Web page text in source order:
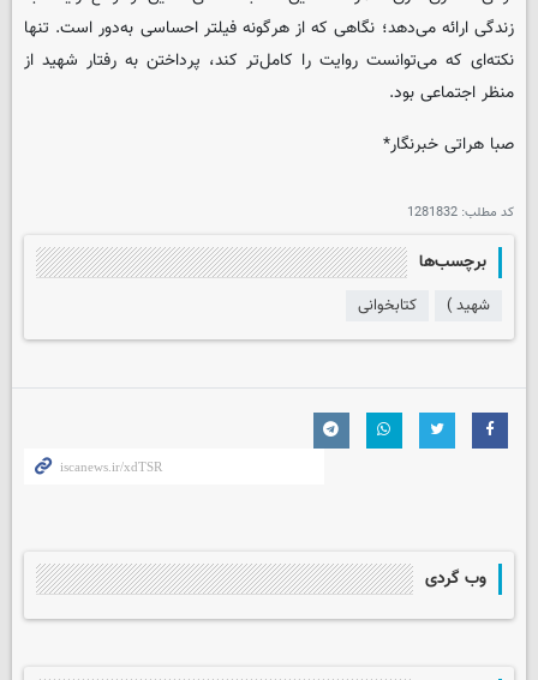
زندگی ارائه می‌دهد؛ نگاهی که از هرگونه فیلتر احساسی به‌دور است. تنها
نکته‌ای که می‌توانست روایت را کامل‌تر کند، پرداختن به رفتار شهید از
منظر اجتماعی بود.
صبا هراتی خبرنگار*
کد مطلب: 1281832
برچسب‌ها
شهید ) کتابخوانی
وب گردی